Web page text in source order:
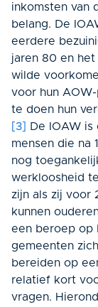
inkomsten van
belang. De
eerdere
jaren 80 en
wilde
voor hun
te doen hun
[3]
De IOAW
mensen die na
nog
werkloosheid
zijn als zij voor
kunnen
een beroep op
gemeenten
bereiden op
relatief kort
vragen.